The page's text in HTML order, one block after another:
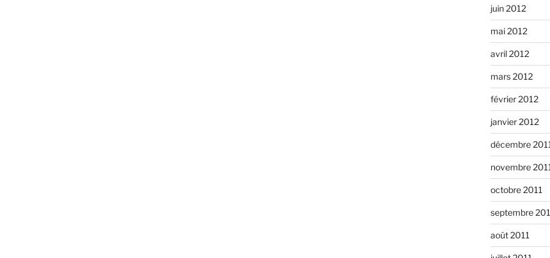
juin 2012
mai 2012
avril 2012
mars 2012
février 2012
janvier 2012
décembre
novembre
octobre 2011
septembre
août 2011